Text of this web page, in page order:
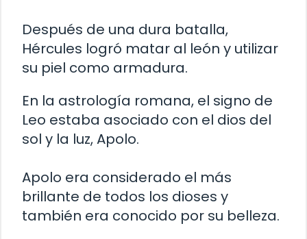
Después de una dura batalla,
Hércules logró matar al león y utilizar
su piel como armadura.
En la astrología romana, el signo de
Leo estaba asociado con el dios del
sol y la luz, Apolo.
Apolo era considerado el más
brillante de todos los dioses y
también era conocido por su belleza.